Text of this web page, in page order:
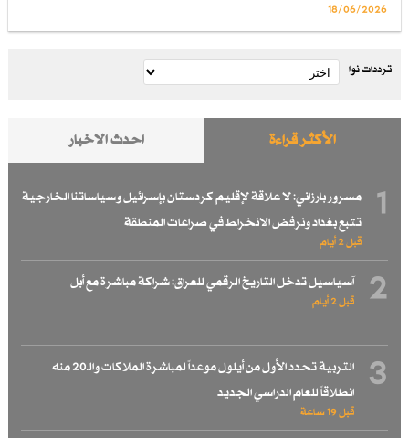
18/06/2026
ترددات نوا
الأكثر قراءة احدث الاخبار
1
مسرور بارزاني: لا علاقة لإقليم كردستان بإسرائيل وسياساتنا الخارجية
تتبع بغداد ونرفض الانخراط في صراعات المنطقة
قبل 2 أيام
2 آسياسيل تدخل التاريخ الرقمي للعراق: شراكة مباشرة مع أبل
قبل 2 أيام
3
التربية تحدد الأول من أيلول موعداً لمباشرة الملاكات والـ20 منه
انطلاقاً للعام الدراسي الجديد
قبل 19 ساعة